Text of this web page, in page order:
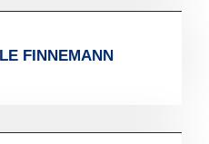
FINNEMANN